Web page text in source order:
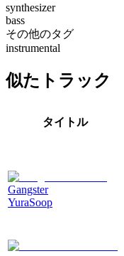
synthesizer
bass
その他のタグ
instrumental
似たトラック
タイトル
Gangster
YuraSoop